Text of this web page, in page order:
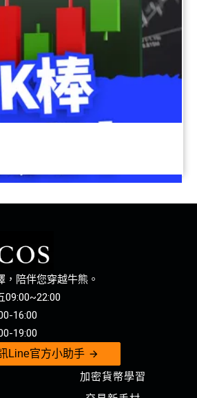
陪伴您穿越牛熊。
09:00~22:00
Line官方小助手
加密貨幣學習